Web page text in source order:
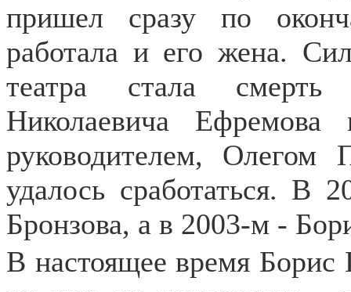
пришел сразу по
работала и его жена.
театра стала смерть
Николаевича
руководителем,
удалось сработаться. В
Бронзова, а в 2003-м -
В настоящее время Борис